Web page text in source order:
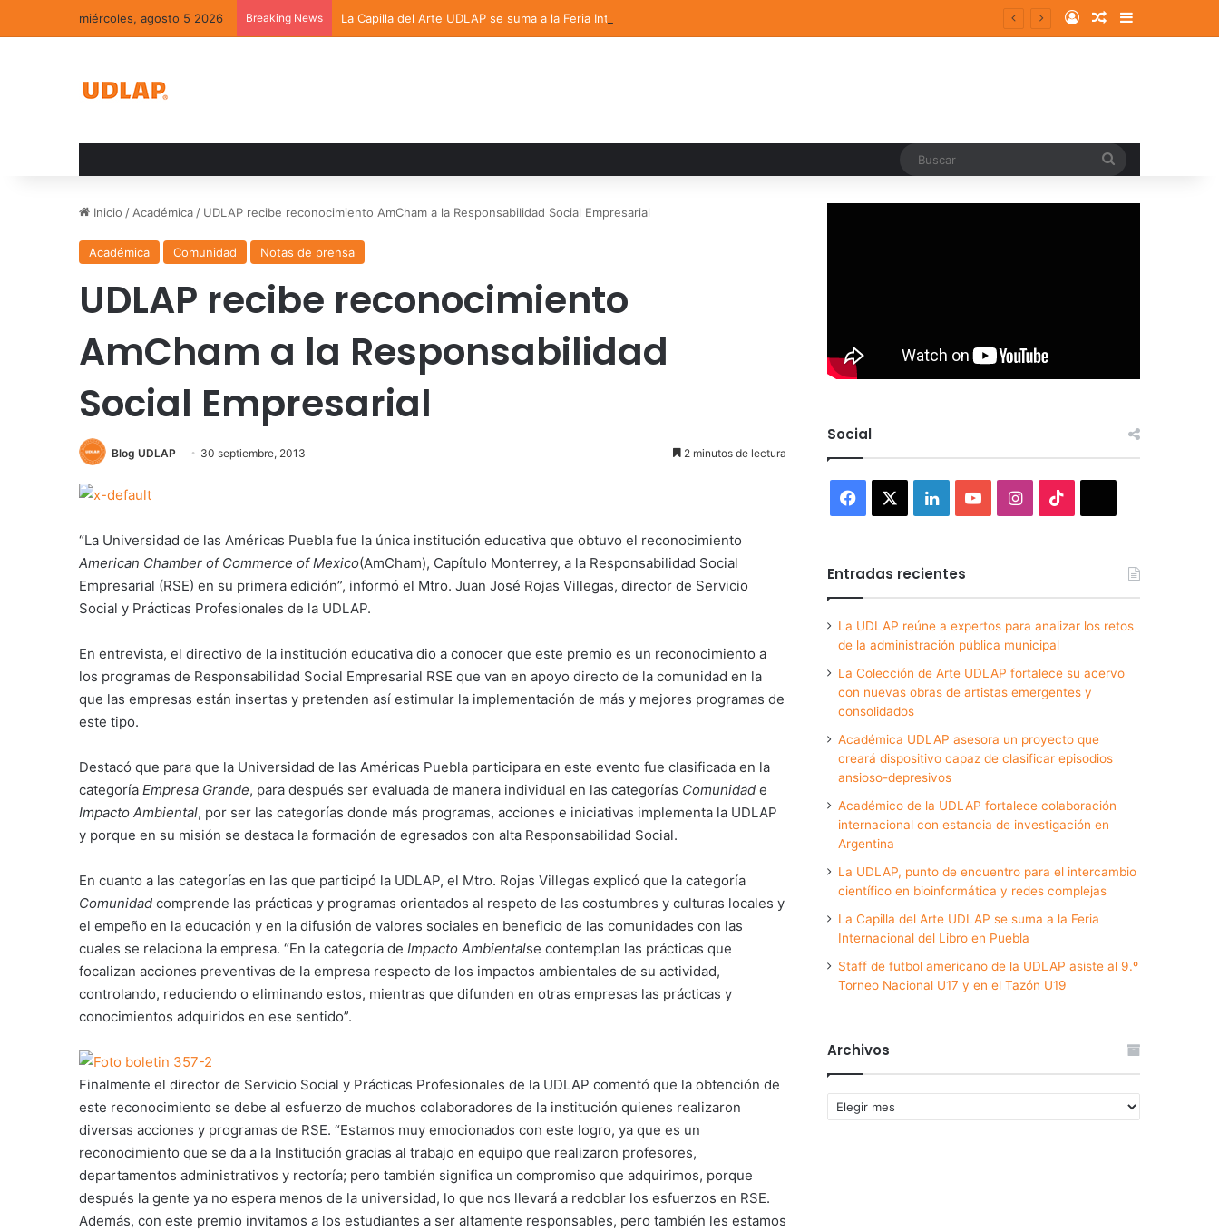
miércoles, agosto 5 2026 Breaking News La Capilla del Arte UDLAP se suma a la Feria Internacional del Libro en Puebla Log InRandom Article
Sidebar
Inicio / Académica / UDLAP recibe reconocimiento AmCham a la Responsabilidad Social Empresarial
Académica Comunidad Notas de prensa
UDLAP recibe reconocimiento
AmCham a la Responsabilidad
Social Empresarial
Blog UDLAP 30 septiembre, 2013 2 minutos de lectura
“La Universidad de las Américas Puebla fue la única institución educativa que obtuvo el reconocimiento
American Chamber of Commerce of Mexico(AmCham), Capítulo Monterrey, a la Responsabilidad Social
Empresarial (RSE) en su primera edición”, informó el Mtro. Juan José Rojas Villegas, director de Servicio
Social y Prácticas Profesionales de la UDLAP.
En entrevista, el directivo de la institución educativa dio a conocer que este premio es un reconocimiento a
los programas de Responsabilidad Social Empresarial RSE que van en apoyo directo de la comunidad en la
que las empresas están insertas y pretenden así estimular la implementación de más y mejores programas de
este tipo.
Destacó que para que la Universidad de las Américas Puebla participara en este evento fue clasificada en la
categoría Empresa Grande, para después ser evaluada de manera individual en las categorías Comunidad e
Impacto Ambiental, por ser las categorías donde más programas, acciones e iniciativas implementa la UDLAP
y porque en su misión se destaca la formación de egresados con alta Responsabilidad Social.
En cuanto a las categorías en las que participó la UDLAP, el Mtro. Rojas Villegas explicó que la categoría
Comunidad comprende las prácticas y programas orientados al respeto de las costumbres y culturas locales y
el empeño en la educación y en la difusión de valores sociales en beneficio de las comunidades con las
cuales se relaciona la empresa. “En la categoría de Impacto Ambientalse contemplan las prácticas que
focalizan acciones preventivas de la empresa respecto de los impactos ambientales de su actividad,
controlando, reduciendo o eliminando estos, mientras que difunden en otras empresas las prácticas y
conocimientos adquiridos en ese sentido”.
Finalmente el director de Servicio Social y Prácticas Profesionales de la UDLAP comentó que la obtención de
este reconocimiento se debe al esfuerzo de muchos colaboradores de la institución quienes realizaron
diversas acciones y programas de RSE. “Estamos muy emocionados con este logro, ya que es un
reconocimiento que se da a la Institución gracias al trabajo en equipo que realizaron profesores,
departamentos administrativos y rectoría; pero también significa un compromiso que adquirimos, porque
después la gente ya no espera menos de la universidad, lo que nos llevará a redoblar los esfuerzos en RSE.
Además, con este premio invitamos a los estudiantes a ser altamente responsables, pero también les estamos
Social
Facebook LinkedInYouTubeInstagram
Entradas recientes
La UDLAP reúne a expertos para analizar los retos
de la administración pública municipal
La Colección de Arte UDLAP fortalece su acervo
con nuevas obras de artistas emergentes y
consolidados
Académica UDLAP asesora un proyecto que
creará dispositivo capaz de clasificar episodios
ansioso-depresivos
Académico de la UDLAP fortalece colaboración
internacional con estancia de investigación en
Argentina
La UDLAP, punto de encuentro para el intercambio
científico en bioinformática y redes complejas
La Capilla del Arte UDLAP se suma a la Feria
Internacional del Libro en Puebla
Staff de futbol americano de la UDLAP asiste al 9.º
Torneo Nacional U17 y en el Tazón U19
Archivos
Archivos